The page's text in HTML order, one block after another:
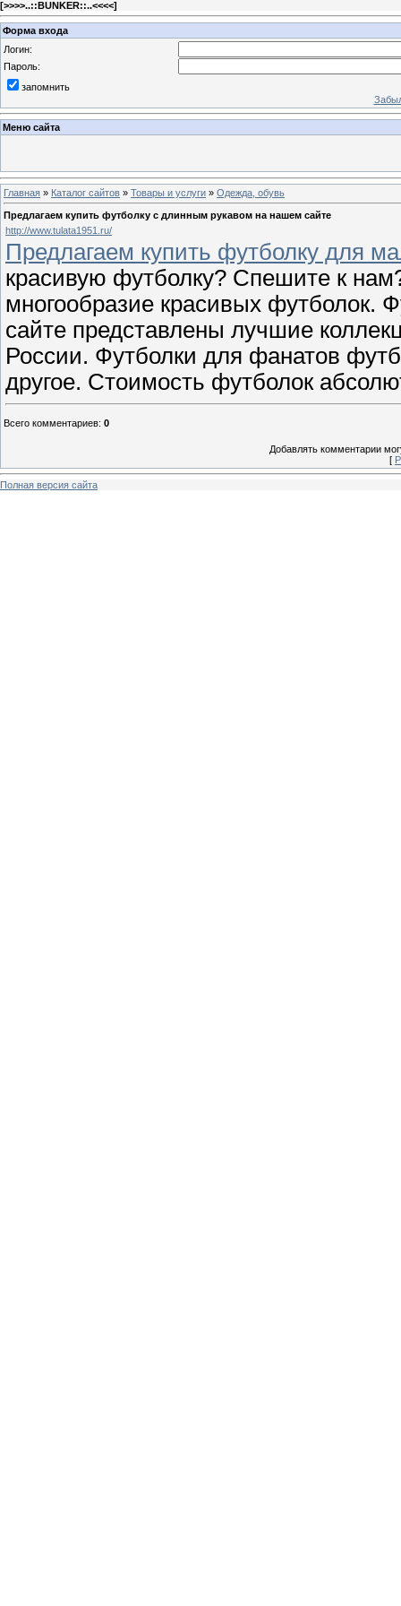
[>>>>..::BUNKER::..<<<<]
Форма входа
Логин:
Пароль:
запомнить
Меню сайта
Главная » Каталог сайтов » Товары и услуги » Одежда, обувь
Предлагаем купить футболку с длинным рукавом на нашем сайте
http://www.tulata1951.ru/
Предлагаем купить футболку для
красивую футболку? Спешите к
многообразие красивых футболок.
сайте представлены лучшие
России. Футболки для фанатов
другое. Стоимость футболок
Всего комментариев: 0
Добавлять комментарии
[
Полная версия сайта